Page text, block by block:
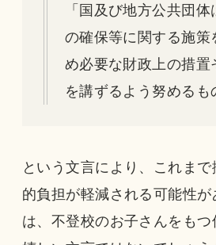
「国及び地方公共団
の確保等に関する施策
め必要な財政上の措置
を講ずるよう努めるも
という文言により、これま
的負担が軽減される可能性
は、不登校のお子さんをも